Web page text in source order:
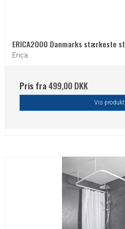
ERICA2000 Danmarks stærkeste
Erica
Pris fra499,00 DKK
Vis produkt